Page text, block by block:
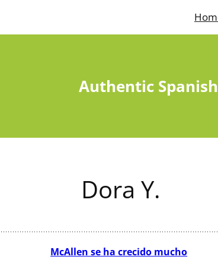
Authentic
Dora Y.
McAllen se ha crecido mucho